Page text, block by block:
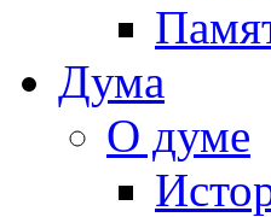
Дума
О думе